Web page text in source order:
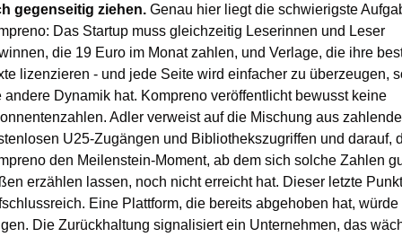
gegenseitig ziehen. Genau hier liegt die schwierigste
Das Startup muss gleichzeitig Leserinnen und Leser
die 19 Euro im Monat zahlen, und Verlage, die ihre
lizenzieren - und jede Seite wird einfacher zu überzeugen,
andere Dynamik hat. Kompreno veröffentlicht bewusst keine
Adler verweist auf die Mischung aus
U25-Zugängen und Bibliothekszugriffen und darauf,
den Meilenstein-Moment, ab dem sich solche Zahlen
erzählen lassen, noch nicht erreicht hat. Dieser letzte
Eine Plattform, die bereits abgehoben hat, würde
Die Zurückhaltung signalisiert ein Unternehmen, das